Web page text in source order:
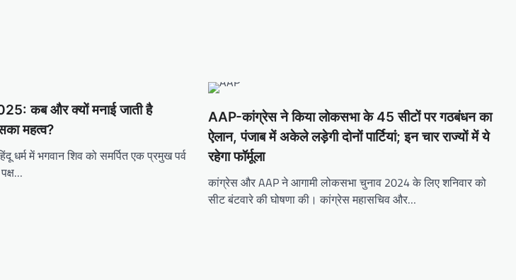
कब और क्यों मनाई जाती है
महत्व?
धर्म में भगवान शिव को समर्पित एक प्रमुख पर्व
AAP-कांग्रेस ने किया लोकसभा के 45 सीटों पर गठबंधन का
ऐलान, पंजाब में अकेले लड़ेगी दोनों पार्टियां; इन चार राज्यों में ये
रहेगा फॉर्मूला
कांग्रेस और AAP ने आगामी लोकसभा चुनाव 2024 के लिए शनिवार को
सीट बंटवारे की घोषणा की। कांग्रेस महासचिव और…